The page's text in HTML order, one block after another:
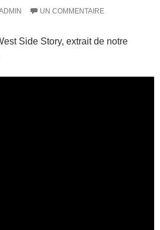
UN COMMENTAIRE
Side Story, extrait de notre